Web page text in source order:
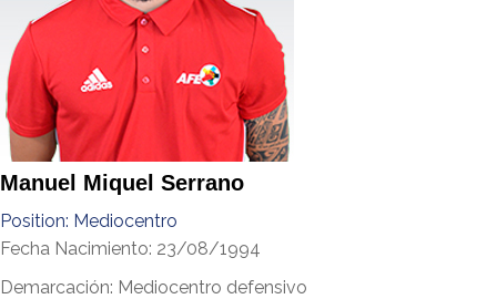
Manuel Miquel Serrano
Position: Mediocentro
Fecha Nacimiento: 23/08/1994
Demarcación: Mediocentro defensivo